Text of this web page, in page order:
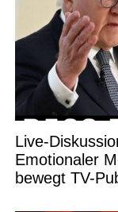
Live-
Emotionaler
bewegt TV-